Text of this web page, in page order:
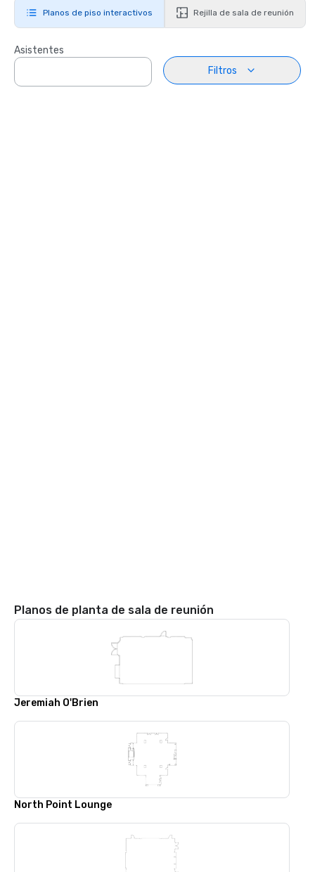
Planos de piso interactivos Rejilla de sala de reunión
Asistentes
Filtros
Planos de planta de sala de reunión
Jeremiah O'Brien
North Point Lounge